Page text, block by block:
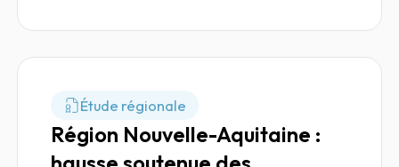
Étude régionale
Région Nouvelle-Aquitaine :